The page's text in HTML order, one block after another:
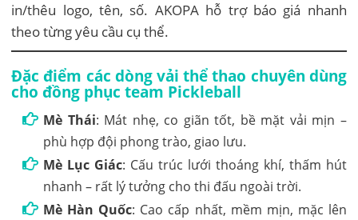
in/thêu logo, tên, số. AKOPA hỗ trợ báo giá nhanh
theo từng yêu cầu cụ thể.
Đặc điểm các dòng vải thể thao chuyên dùng
cho đồng phục team Pickleball
Mè Thái: Mát nhẹ, co giãn tốt, bề mặt vải mịn –
phù hợp đội phong trào, giao lưu.
Mè Lục Giác: Cấu trúc lưới thoáng khí, thấm hút
nhanh – rất lý tưởng cho thi đấu ngoài trời.
Mè Hàn Quốc: Cao cấp nhất, mềm mịn, mặc lên